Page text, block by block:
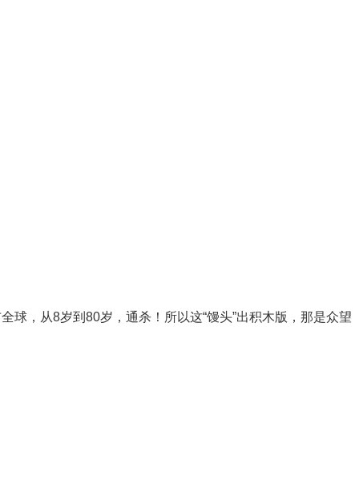
球，从8岁到80岁，通杀！所以这“馒头”出积木版，那是众望